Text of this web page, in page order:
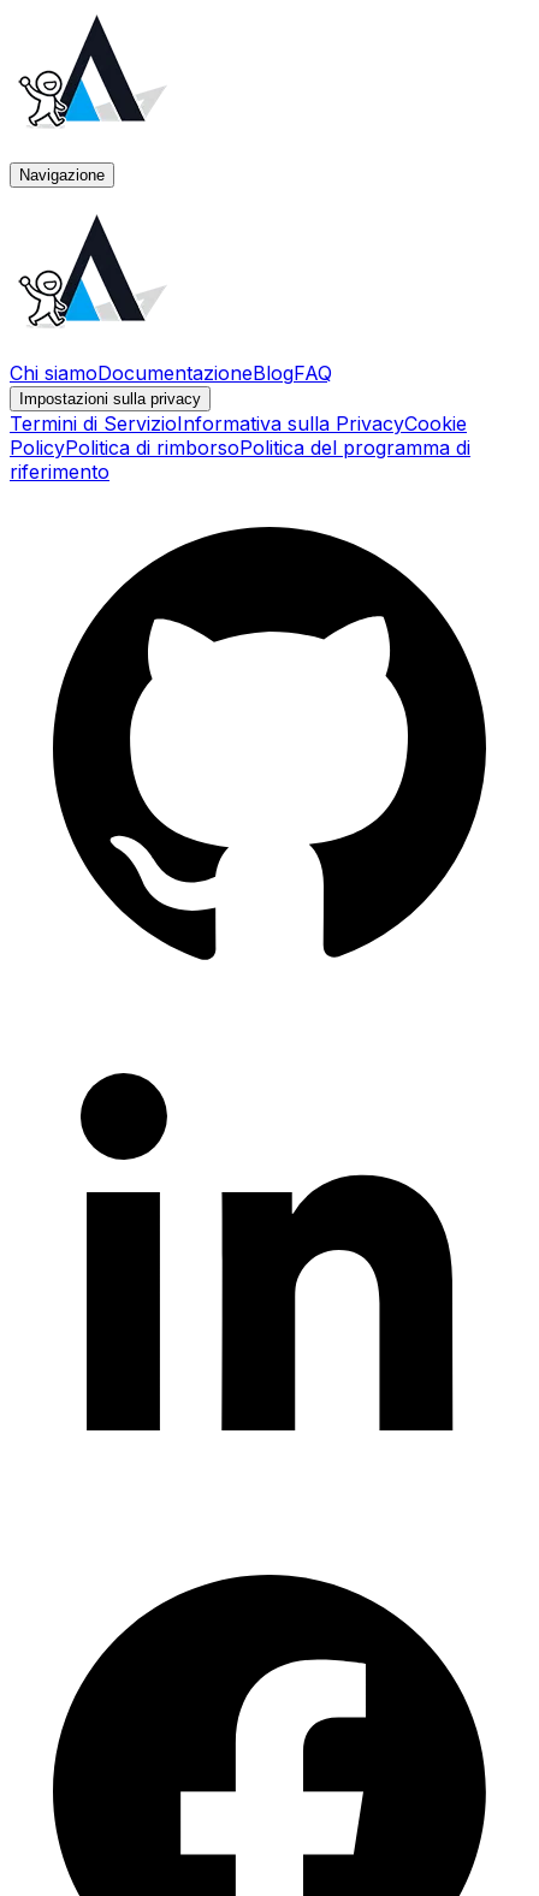
Navigazione
Chi siamoDocumentazioneBlogFAQ
Impostazioni sulla privacy
Termini di ServizioInformativa sulla PrivacyCookie
PolicyPolitica di rimborsoPolitica del programma di
riferimento